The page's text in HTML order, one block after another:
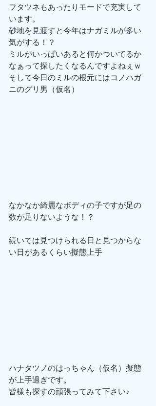
フタツネもあったりモードで充実して
います。
砂地を見渡すと今年はナガミルが多い
気がする！？
ミルがいっぱいあると何かついてるか
なぁって探したくなるんですよねぇｗ
そして今日のミルの根元にはコノハガ
ニのグリ男（仮名）
なかなか綺麗なボディの子ですが足の
数が足りないような！？
続いては見つけられる日と見つからな
い日があるくらい擬態上手
ハナタツノのはっちゃん（仮名）擬態
が上手過ぎです。
皆様も探すの頑張ってみて下さい♪